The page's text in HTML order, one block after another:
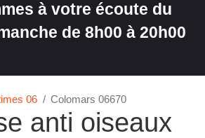
à votre écoute du
de 8h00 à 20h00
06 Colomars 06670
anti oiseaux